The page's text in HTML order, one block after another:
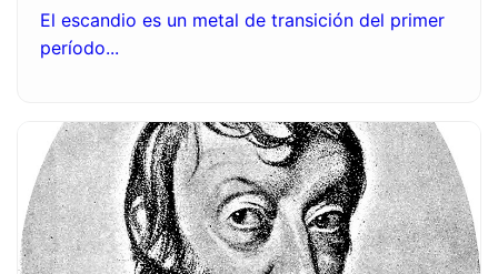
El escandio es un metal de transición del primer
período...